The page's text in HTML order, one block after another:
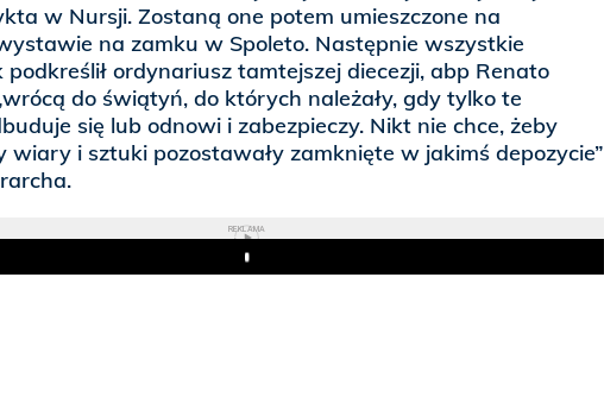
w Nursji. Zostaną one potem umieszczone na
na zamku w Spoleto. Następnie wszystkie
ordynariusz tamtejszej diecezji, abp Renato
do świątyń, do których należały, gdy tylko te
się lub odnowi i zabezpieczy. Nikt nie chce, żeby
wiary i sztuki pozostawały zamknięte w jakimś depozycie”
REKLAMA
Play